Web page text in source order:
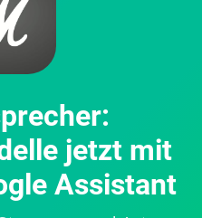
jetzt mit
Assistant